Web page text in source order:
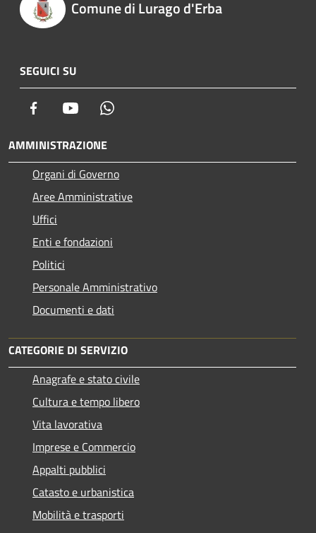
Comune di Lurago d'Erba
SEGUICI SU
Facebook Youtube
AMMINISTRAZIONE
Organi di Governo
Aree Amministrative
Uffici
Enti e fondazioni
Politici
Personale Amministrativo
Documenti e dati
CATEGORIE DI SERVIZIO
Anagrafe e stato civile
Cultura e tempo libero
Vita lavorativa
Imprese e Commercio
Appalti pubblici
Catasto e urbanistica
Mobilità e trasporti